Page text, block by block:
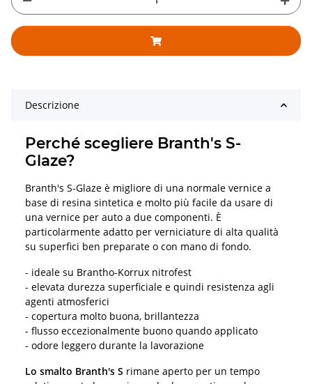
Descrizione
Perché scegliere Branth's S-
Glaze?
Branth's S-Glaze è migliore di una normale vernice a
base di resina sintetica e molto più facile da usare di
una vernice per auto a due componenti. È
particolarmente adatto per verniciature di alta qualità
su superfici ben preparate o con mano di fondo.
- ideale su Brantho-Korrux nitrofest
- elevata durezza superficiale e quindi resistenza agli
agenti atmosferici
- copertura molto buona, brillantezza
- flusso eccezionalmente buono quando applicato
- odore leggero durante la lavorazione
Lo smalto Branth's S rimane aperto per un tempo